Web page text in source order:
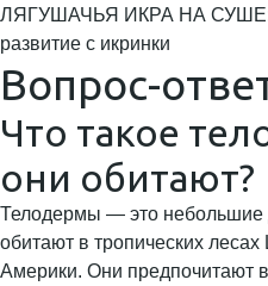
ЛЯГУШАЧЬЯ ИКРА НА СУШЕ:
развитие с икринки
Вопрос-
Что такое
они обитают?
Телодермы — это небольшие
обитают в тропических
Америки. Они предпочитают